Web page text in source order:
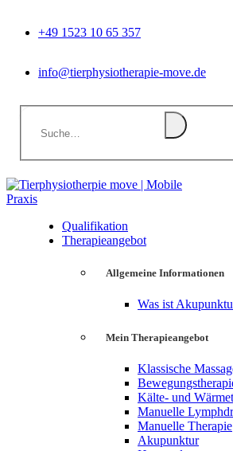
+49 1523 10 65 357
info@tierphysiotherapie-move.de
Qualifikation
Therapieangebot
Allgemeine Informationen
Was ist
Mein Therapieangebot
Klassische
Kälte- und
Manuelle
Manuelle Therapie
Akupunktur